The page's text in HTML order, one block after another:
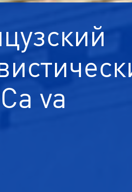
va